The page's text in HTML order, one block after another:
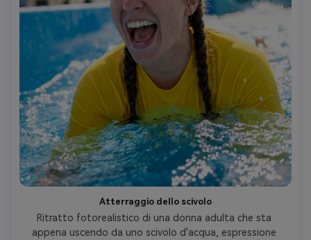
Atterraggio dello scivolo
Ritratto fotorealistico di una donna adulta che sta
appena uscendo da uno scivolo d'acqua, espressione